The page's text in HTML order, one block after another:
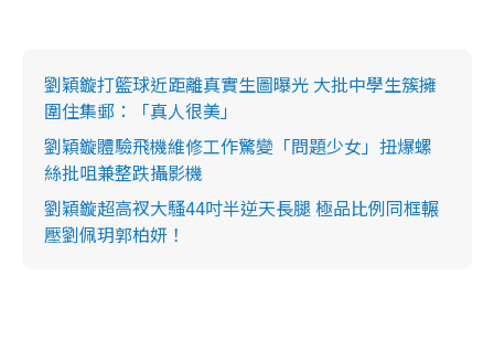
劉穎鏇打籃球近距離真實生圖曝光 大批中學生簇擁
圍住集郵：「真人很美」
劉穎鏇體驗飛機維修工作驚變「問題少女」扭爆螺
絲批咀兼整跌攝影機
劉穎鏇超高衩大騷44吋半逆天長腿 極品比例同框輾
壓劉佩玥郭柏妍！